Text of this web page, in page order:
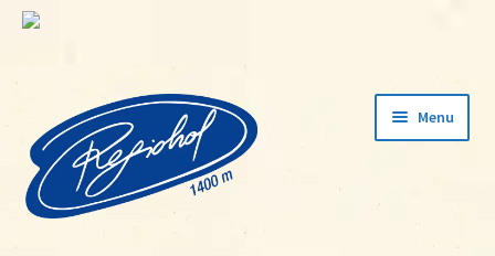
alla
navigazione
contenuto
Menu